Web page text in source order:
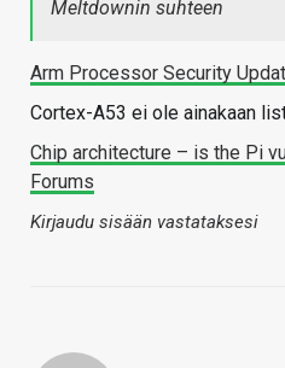
Meltdownin suhteen
Arm Processor Security
Cortex-A53 ei ole ainakaan
Chip architecture – is the Pi
Forums
Kirjaudu sisään vastataksesi